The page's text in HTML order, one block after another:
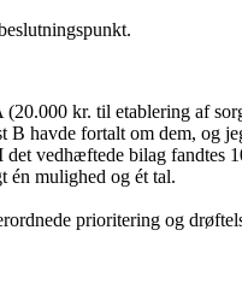
kr. til etablering af
havde fortalt om dem, og
vedhæftede bilag fandtes
én mulighed og ét tal.
prioritering og